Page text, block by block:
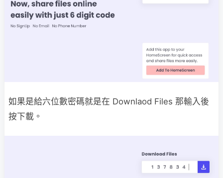
如果是給六位數密碼就是在 Downlaod Files 那輸入後
按下載。